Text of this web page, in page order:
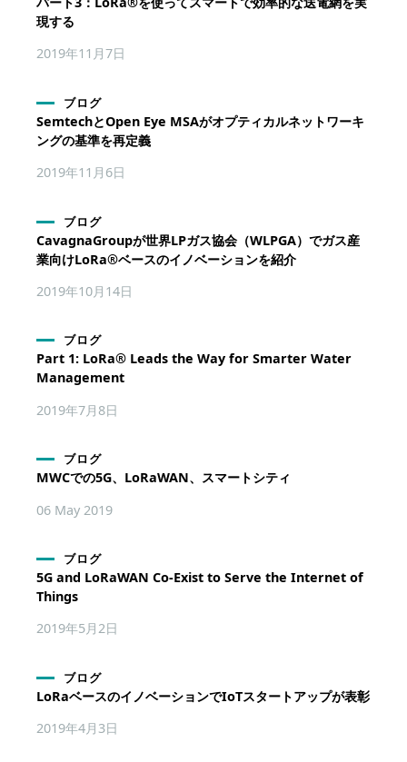
現する
2019年11月7日
ブログ
SemtechとOpen Eye MSAがオプティカルネットワーキ
ングの基準を再定義
2019年11月6日
ブログ
CavagnaGroupが世界LPガス協会（WLPGA）でガス産
業向けLoRa®ベースのイノベーションを紹介
2019年10月14日
ブログ
Part 1: LoRa® Leads the Way for Smarter Water
Management
2019年7月8日
ブログ
MWCでの5G、LoRaWAN、スマートシティ
06 May 2019
ブログ
5G and LoRaWAN Co-Exist to Serve the Internet of
Things
2019年5月2日
ブログ
LoRaベースのイノベーションでIoTスタートアップが表彰
2019年4月3日